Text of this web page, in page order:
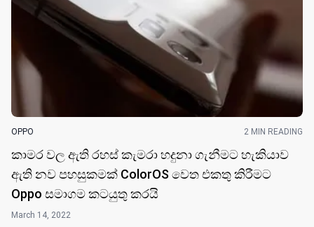
OPPO 2 MIN READING
කාමර වල ඇති රහස් කැමරා හදුනා ගැනීමට හැකියාව
ඇති නව පහසුකමක් ColorOS වෙත එකතු කිරීමට
Oppo සමාගම කටයුතු කර​යි
March 14, 2022